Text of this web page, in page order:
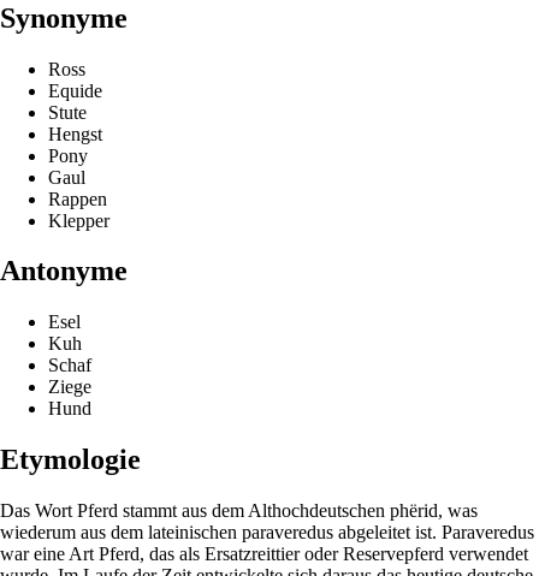
Synonyme
Ross
Equide
Stute
Hengst
Pony
Gaul
Rappen
Klepper
Antonyme
Esel
Kuh
Schaf
Ziege
Hund
Etymologie
Das Wort Pferd stammt aus dem Althochdeutschen phërid, was
wiederum aus dem lateinischen paraveredus abgeleitet ist. Paraveredus
war eine Art Pferd, das als Ersatzreittier oder Reservepferd verwendet